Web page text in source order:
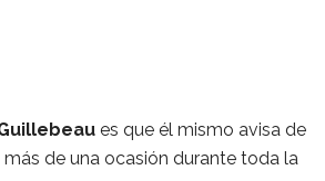
es que él mismo avisa de
de una ocasión durante toda la